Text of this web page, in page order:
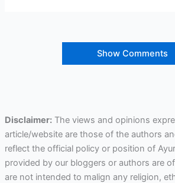
Show Comments
Disclaimer:The views and opinions
article/website are those of the authors
reflect the official policy or position of
provided by our bloggers or authors are
are not intended to malign any religion,